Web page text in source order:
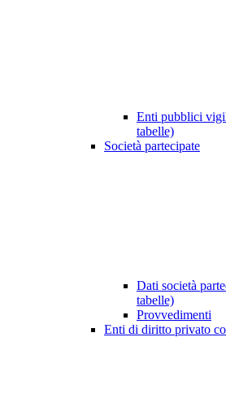
Enti pubblici
tabelle)
Società partecipate
Dati società
tabelle)
Provvedimenti
Enti di diritto privato